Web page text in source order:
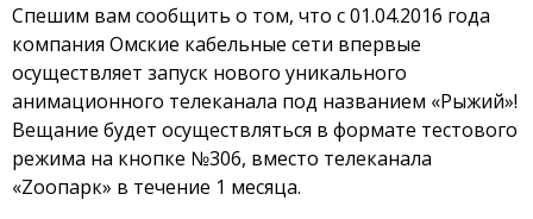
Спешим вам сообщить о том, что с 01.04.2016 года
компания Омские кабельные сети впервые
осуществляет запуск нового уникального
анимационного телеканала под названием «Рыжий»!
Вещание будет осуществляться в формате тестового
режима на кнопке №306, вместо телеканала
«Zooпарк» в течение 1 месяца.